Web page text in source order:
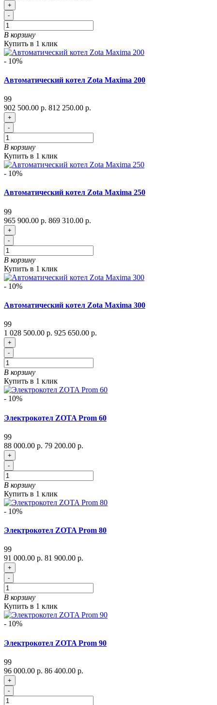
+
-
В корзину
Купить в 1 клик
- 10%
Автоматический котел Zota Maxima 200
99
902 500.00 р. 812 250.00 р.
+
-
В корзину
Купить в 1 клик
- 10%
Автоматический котел Zota Maxima 250
99
965 900.00 р. 869 310.00 р.
+
-
В корзину
Купить в 1 клик
- 10%
Автоматический котел Zota Maxima 300
99
1 028 500.00 р. 925 650.00 р.
+
-
В корзину
Купить в 1 клик
- 10%
Электрокотел ZOTA Prom 60
99
88 000.00 р. 79 200.00 р.
+
-
В корзину
Купить в 1 клик
- 10%
Электрокотел ZOTA Prom 80
99
91 000.00 р. 81 900.00 р.
+
-
В корзину
Купить в 1 клик
- 10%
Электрокотел ZOTA Prom 90
99
96 000.00 р. 86 400.00 р.
+
-